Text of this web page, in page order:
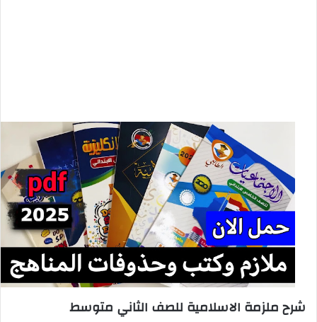
شرح ملزمة الاسلامية للصف الثاني متوسط